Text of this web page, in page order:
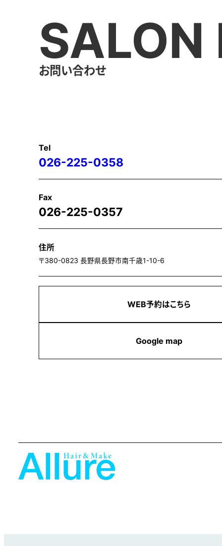
SALON
お問い合わせ
Tel
026-225-0358
Fax
026-225-0357
住所
〒380-0823 長野県長野市南千歳1-10-6
WEB予約はこちら
Google map